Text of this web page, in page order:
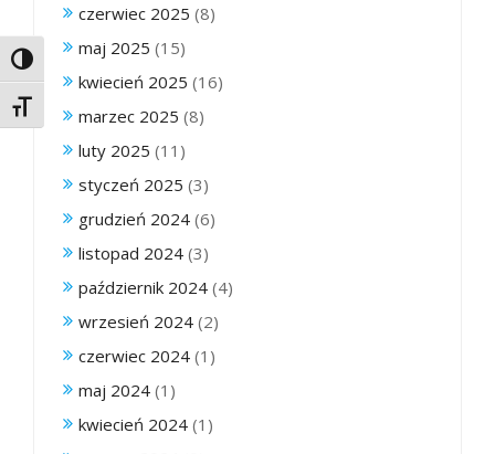
Toggle High Contrast
Toggle Font size
czerwiec 2025 (8)
maj 2025 (15)
kwiecień 2025 (16)
marzec 2025 (8)
luty 2025 (11)
styczeń 2025 (3)
grudzień 2024 (6)
listopad 2024 (3)
październik 2024 (4)
wrzesień 2024 (2)
czerwiec 2024 (1)
maj 2024 (1)
kwiecień 2024 (1)